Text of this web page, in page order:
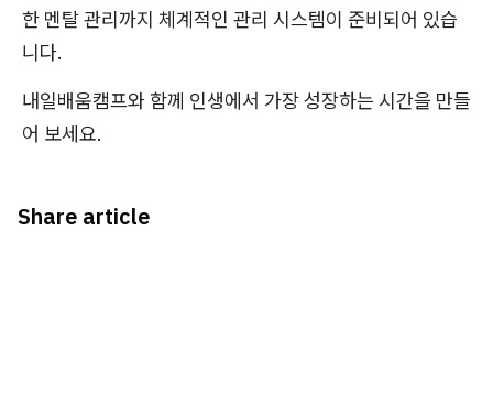
한 멘탈 관리까지 체계적인 관리 시스템이 준비되어 있습
니다.
내일배움캠프와 함께 인생에서 가장 성장하는 시간을 만들
어 보세요.
Share article